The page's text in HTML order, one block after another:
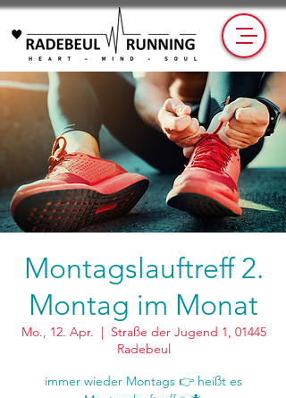
Montagslauftreff 2.
Montag im Monat
Mo., 12. Apr.
  |
Straße der Jugend 1, 01445
Radebeul
immer wieder Montags 👉 heißt es